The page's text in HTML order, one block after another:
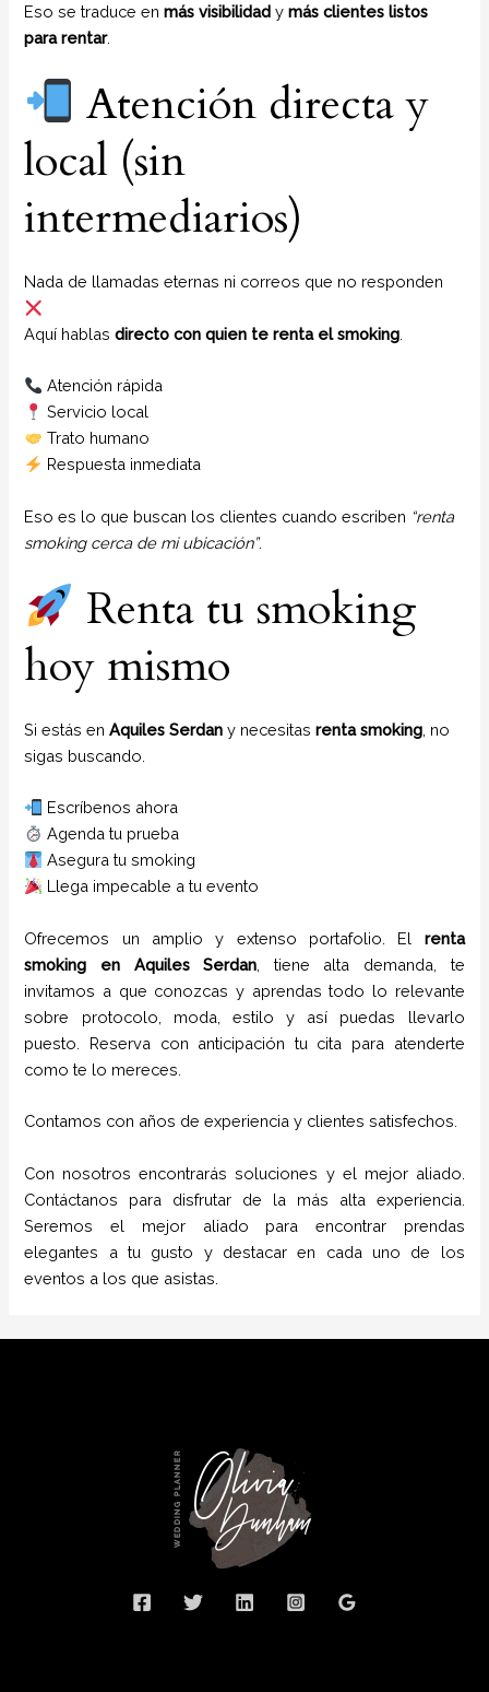
Eso se traduce enmás visibilidad ymás clientes listos
para rentar.
Atención directa y
local (sin
intermediarios)
Nada de llamadas eternas ni correos que no responden
Aquí hablasdirecto con quien te renta el smoking
Atención rápida
Servicio local
Trato humano
Respuesta inmediata
Eso es lo que buscan los clientes cuando escriben “renta
smoking cerca de mi ubicación”.
Renta tu smoking
hoy mismo
Si estás enAquiles Serdan y necesitasrenta smoking , no
sigas buscando.
Escríbenos ahora
Agenda tu prueba
Asegura tu smoking
Llega impecable a tu evento
Ofrecemos un amplio y extenso portafolio. El renta
smoking en Aquiles Serdan , tiene alta demanda, te
invitamos a que conozcas y aprendas todo lo relevante
sobre protocolo, moda, estilo y así puedas llevarlo
puesto. Reserva con anticipación tu cita para atenderte
como te lo mereces.
Contamos con años de experiencia y clientes satisfechos.
Con nosotros encontrarás soluciones y el mejor aliado.
Contáctanos para disfrutar de la más alta experiencia.
Seremos el mejor aliado para encontrar prendas
elegantes a tu gusto y destacar en cada uno de los
eventos a los que asistas.